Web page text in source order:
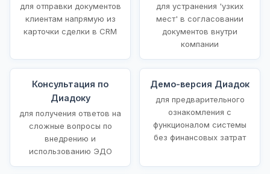
для отправки документов
клиентам напрямую из
карточки сделки в CRM
для устранения 'узких
мест' в согласовании
документов внутри
компании
Консультация по
Диадоку
для получения ответов на
сложные вопросы по
внедрению и
использованию ЭДО
Демо-версия Диадок
для предварительного
ознакомления с
функционалом системы
без финансовых затрат